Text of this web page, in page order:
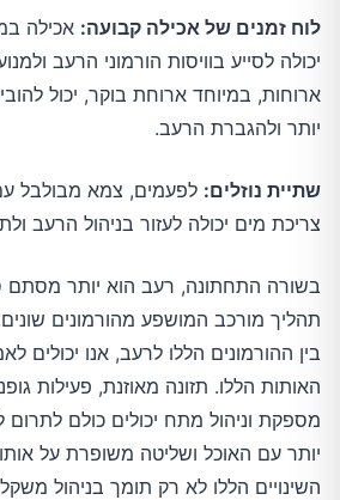
לוח זמנים של אכילה קבועה: אכילה
יכולה לסייע בוויסות הורמוני הרעב
ארוחות, במיוחד ארוחת בוקר, יכול
יותר ולהגברת הרעב.
שתיית נוזלים: לפעמים, צמא מבולבל
צריכת מים יכולה לעזור בניהול הרעב
בשורה התחתונה, רעב הוא יותר מסתם
תהליך מורכב המושפע מהורמונים
בין ההורמונים הללו לרעב, אנו יכולים
האותות הללו. תזונה מאוזנת, פעילות
מספקת וניהול מתח יכולים כולם
יותר עם האוכל ושליטה משופרת על
השינויים הללו לא רק תומך בניהול